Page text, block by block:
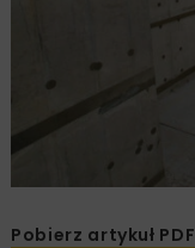
Pobierz artykuł PDF